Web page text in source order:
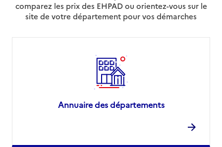
comparez les prix des EHPAD ou orientez-vous sur le
site de votre département pour vos démarches
Annuaire des départements